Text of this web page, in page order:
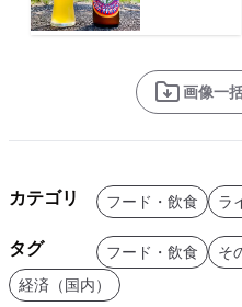
画像一
カテゴリ フード・飲食 ラ
タグ フード・飲食
そ
経済（国内）